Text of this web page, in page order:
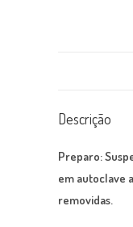
Descrição
Preparo:
em autoclave
removidas.